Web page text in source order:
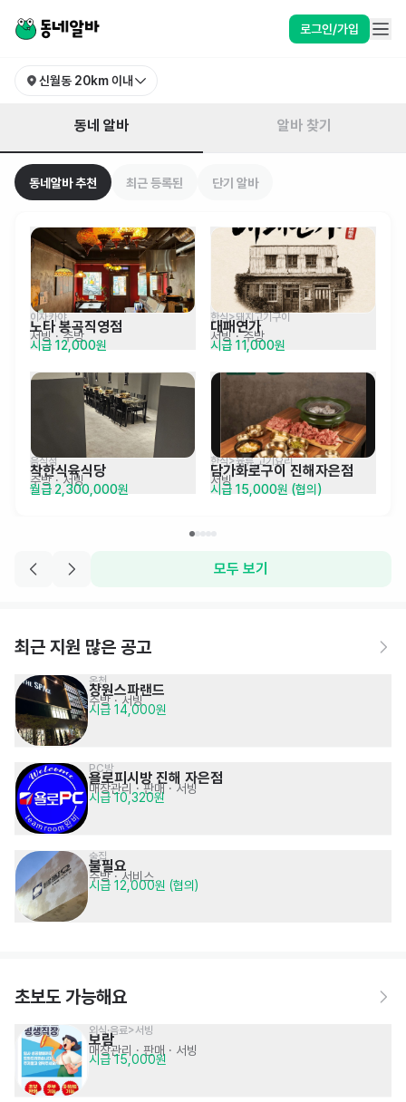
로그인/가입
신월동 20km 이내
동네 알바 알바 찾기
동네알바 추천 최근 등록된 단기 알바
이자카야
노타 봉곡직영점
서빙· 주방
시급 12,000원
한식>돼지고기구이
대패연가
서빙· 주방
시급 11,000원
음식점
착한식육식당
주방· 서빙
월급 2,300,000원
한식>육류,고기요리
담가화로구이 진해자은점
서빙
시급 15,000원 (협의)
모두 보기
최근 지원 많은 공고
온천
창원스파랜드
주방· 서빙
시급 14,000원
PC방
욜로피시방 진해 자은점
매장관리 · 판매· 서빙
시급 10,320원
술집
불필요
주방· 서비스
시급 12,000원 (협의)
초보도 가능해요
외식·음료>서빙
보람
매장관리 · 판매 · 서빙
시급 15,000원